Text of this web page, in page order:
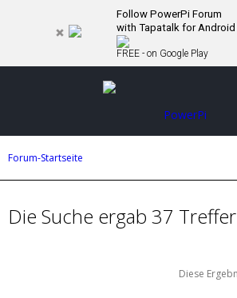
Follow PowerPi Forum
with Tapatalk for Android
FREE - on Google Play
Forum-Startseite
Die Suche ergab 37 Treffer